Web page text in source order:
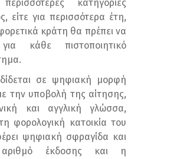
κατηγορίες
είτε για περισσότερα έτη,
κράτη θα πρέπει να
κάθε πιστοποιητικό
σε ψηφιακή μορφή
την υποβολή της αίτησης,
και αγγλική γλώσσα,
φορολογική κατοικία του
ψηφιακή σφραγίδα και
αριθμό έκδοσης και η